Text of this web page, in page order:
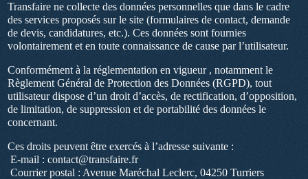
Transfaire ne collecte des données personnelles que dans le cadre
des services proposés sur le site (formulaires de contact, demande
de devis, candidatures, etc.). Ces données sont fournies
volontairement et en toute connaissance de cause par l’utilisateur.
Conformément à la réglementation en vigueur , notamment le
Règlement Général de Protection des Données (RGPD), tout
utilisateur dispose d’un droit d’accès, de rectification, d’opposition,
de limitation, de suppression et de portabilité des données le
concernant.
Ces droits peuvent être exercés à l’adresse suivante :
E-mail : contact@transfaire.fr
Courrier postal : Avenue Maréchal Leclerc, 04250 Turriers